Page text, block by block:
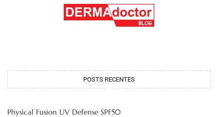
POSTS RECENTES
Physical Fusion UV Defense SPF50